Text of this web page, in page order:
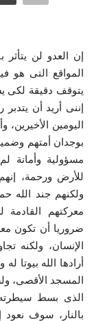
المواقع التى هو
يتوقف دقيقة لكى
إننى أريد أن
اليومين الأخيرين،
بوجدان أمتهم
مسؤولية وأمانة
للأرض ورحمة،
ولكنهم جند الله
معركتهم
ضروريا أن تكون
الإنسان، ولكنه
أرادها الله
المسجد الأقصى،
الذى بسط سيطرته
بالنار، سوف